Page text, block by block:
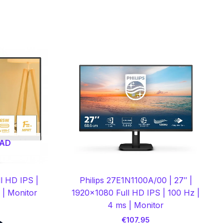
IPS |
| Monitor
Philips 27E1N1100A/00 | 27″ |
1920×1080 Full HD IPS | 100 Hz |
4 ms | Monitor
€107,95